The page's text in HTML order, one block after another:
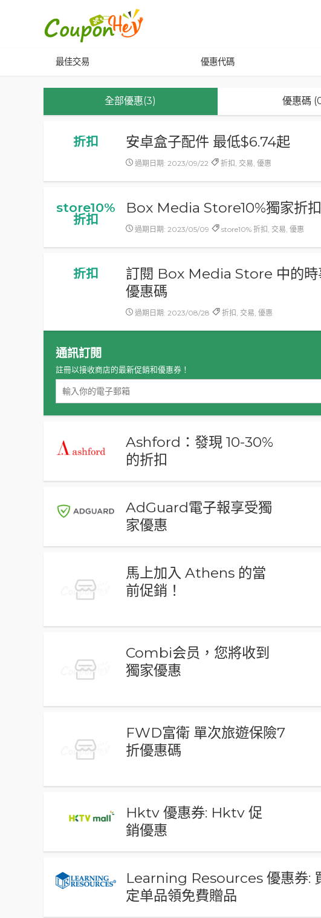
最佳交易 優惠代碼
全部優惠(3) 優惠碼
折扣 安卓盒子配件 最低$6.74起
過期日期: 2023/09/22 折扣, 交易, 優惠
store10%
折扣
Box Media Store10%獨家折
過期日期: 2023/05/09 store10% 折扣, 交易, 優惠
折扣
訂閱 Box Media Store 中的時
優惠碼
過期日期: 2023/08/28 折扣, 交易, 優惠
通訊訂閱
註冊以接收商店的最新促銷和優惠券！
Ashford：發現 10-30%
的折扣
AdGuard電子報享受獨
家優惠
馬上加入 Athens 的當
前促銷！
Combi会员，您將收到
獨家優惠
FWD富衛 單次旅遊保險7
折優惠碼
Hktv 優惠券: Hktv 促
銷優惠
Learning Resources 優惠券:
定单品領免費贈品